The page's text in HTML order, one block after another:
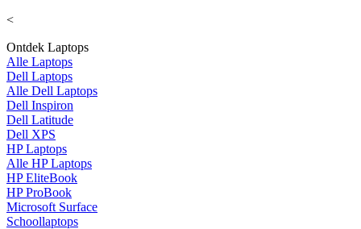
<
Ontdek Laptops
Alle Laptops
Dell Laptops
Alle Dell Laptops
Dell Inspiron
Dell Latitude
Dell XPS
HP Laptops
Alle HP Laptops
HP EliteBook
HP ProBook
Microsoft Surface
Schoollaptops